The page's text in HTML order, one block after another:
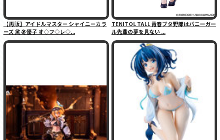
【再販】アイドルマスター シャイニーカラ
ーズ 黛 冬優子 オ◇フ◇レ◇...
TENITOL TALL 青春ブタ野郎はバニーガー
ル先輩の夢を見ない ...